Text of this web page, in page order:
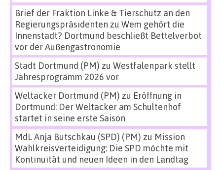
Brief der Fraktion Linke & Tierschutz an den
Regierungspräsidenten zu Wem gehört die
Innenstadt? Dortmund beschließt Bettelverbot
vor der Außengastronomie
Stadt Dortmund (PM) zu Westfalenpark stellt
Jahresprogramm 2026 vor
Weltacker Dortmund (PM) zu Eröffnung in
Dortmund: Der Weltacker am Schultenhof
startet in seine erste Saison
MdL Anja Butschkau (SPD) (PM) zu Mission
Wahlkreisverteidigung: Die SPD möchte mit
Kontinuität und neuen Ideen in den Landtag